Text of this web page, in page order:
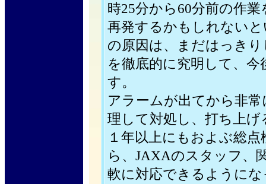
時25分から60分前の作
再発するかもしれない
の原因は、まだはっき
を徹底的に究明して、
す。
アラームが出てから非
理して対処し、打ち上
１年以上にもおよぶ総
ら、JAXAのスタッフ、
軟に対応できるように